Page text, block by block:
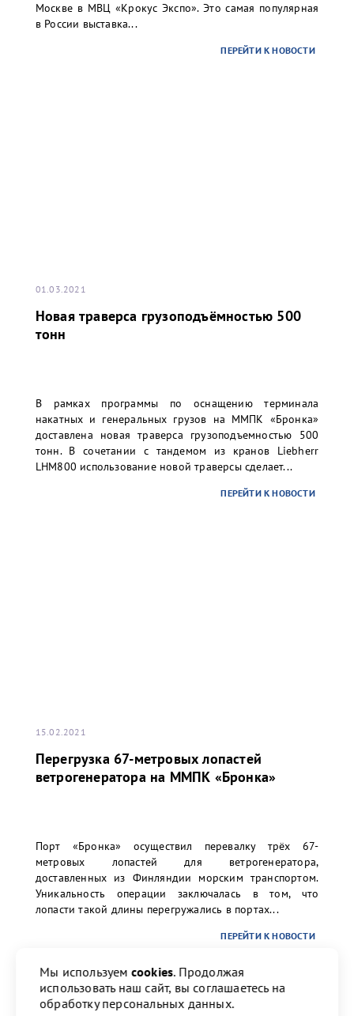
ПЕРЕЙТИ К НОВОСТИ
Москве в МВЦ «Крокус Экспо». Это самая популярная
в России выставка...
ПЕРЕЙТИ К НОВОСТИ
01.03.2021
Новая траверса грузоподъёмностью 500
тонн
В рамках программы по оснащению терминала
накатных и генеральных грузов на ММПК «Бронка»
доставлена новая траверса грузоподъемностью 500
тонн. В сочетании с тандемом из кранов Liebherr
LHM800 использование новой траверсы сделает...
ПЕРЕЙТИ К НОВОСТИ
15.02.2021
Перегрузка 67-метровых лопастей
ветрогенератора на ММПК «Бронка»
Порт «Бронка» осуществил перевалку трёх 67-
метровых лопастей для ветрогенератора,
доставленных из Финляндии морским транспортом.
Уникальность операции заключалась в том, что
лопасти такой длины перегружались в портах...
ПЕРЕЙТИ К НОВОСТИ
Назад 1 2 3 4 17 Вперед
Мы используем cookies. Продолжая
использовать наш сайт, вы соглашаетесь на
обработку персональных данных.